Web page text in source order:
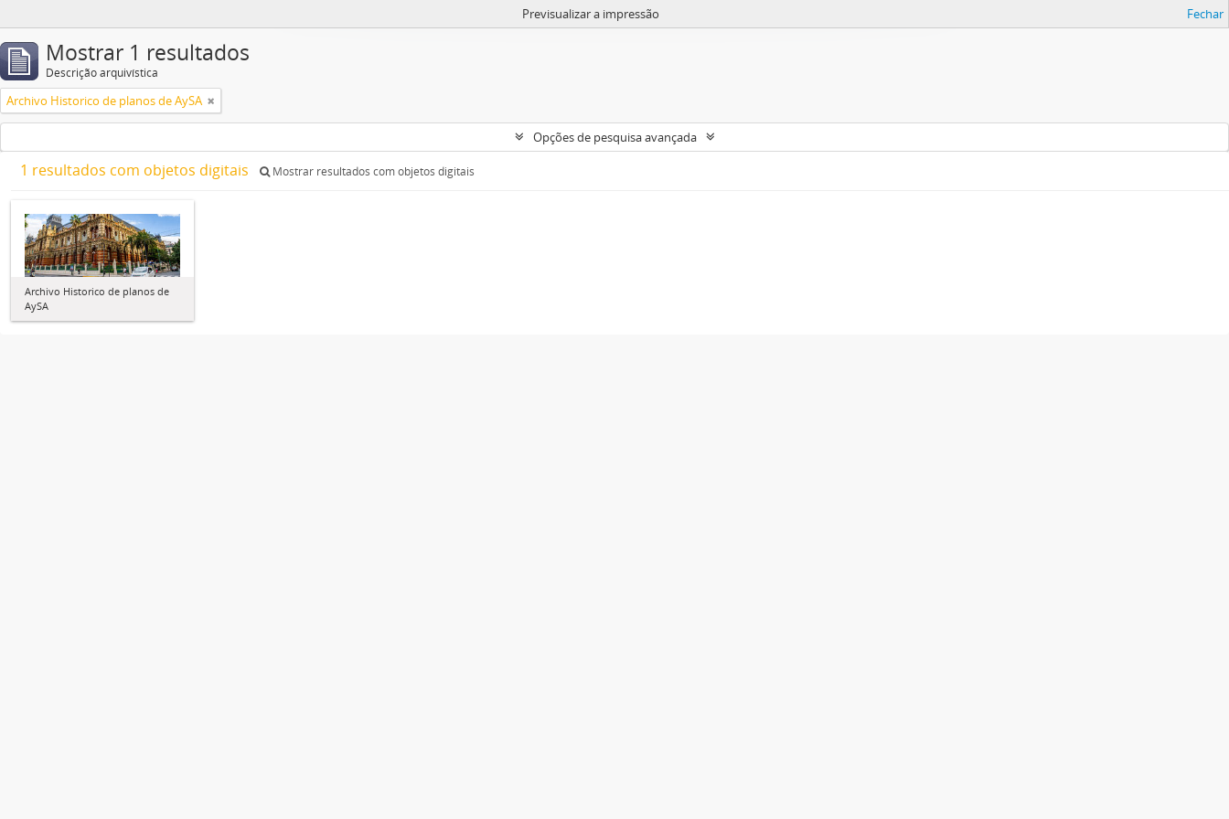
Previsualizar a impressão Fechar
Mostrar 1 resultados
Descrição arquivística
Archivo Historico de planos de AySA
Opções de pesquisa avançada
1 resultados com objetos digitais Mostrar resultados com objetos digitais
Archivo Historico de planos de
AySA